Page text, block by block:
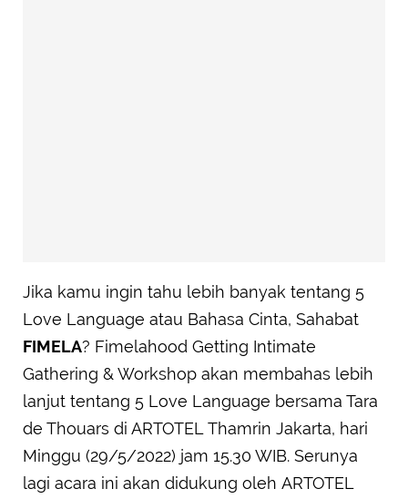
Jika kamu ingin tahu lebih banyak tentang 5
Love Language atau Bahasa Cinta, Sahabat
FIMELA? Fimelahood Getting Intimate
Gathering & Workshop akan membahas lebih
lanjut tentang 5 Love Language bersama Tara
de Thouars di ARTOTEL Thamrin Jakarta, hari
Minggu (29/5/2022) jam 15.30 WIB. Serunya
lagi acara ini akan didukung oleh ARTOTEL